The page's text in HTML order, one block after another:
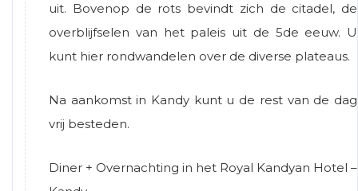
uit. Bovenop de rots bevindt zich de citadel, de
overblijfselen van het paleis uit de 5de eeuw. U
kunt hier rondwandelen over de diverse plateaus.
Na aankomst in Kandy kunt u de rest van de dag
vrij besteden.
Diner + Overnachting in het Royal Kandyan Hotel –